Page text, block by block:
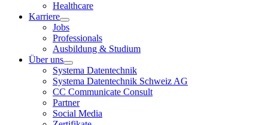
Healthcare
Karriere
Jobs
Professionals
Ausbildung & Studium
Über uns
Systema Datentechnik
Systema Datentechnik Schweiz AG
CC Communicate Consult
Partner
Social Media